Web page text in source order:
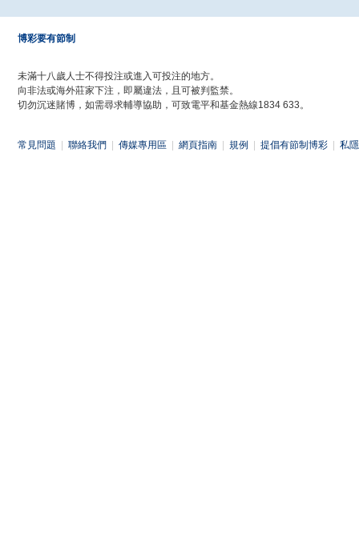
博彩要有節制
未滿十八歲人士不得投注或進入可投注的地方。
向非法或海外莊家下注，即屬違法，且可被判監禁。
切勿沉迷賭博，如需尋求輔導協助，可致電平和基金熱線1834 633。
常見問題 聯絡我們 傳媒專用區 網頁指南 規例 提倡有節制博彩 私